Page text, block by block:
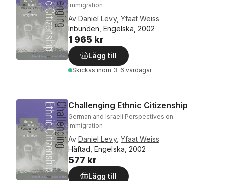
Immigration
Av Daniel Levy, Yfaat Weiss
Inbunden, Engelska, 2002
1 965 kr
Lägg till
Skickas inom 3-6 vardagar
Challenging Ethnic Citizenship
German and Israeli Perspectives on
Immigration
Av Daniel Levy, Yfaat Weiss
Häftad, Engelska, 2002
577 kr
Lägg till